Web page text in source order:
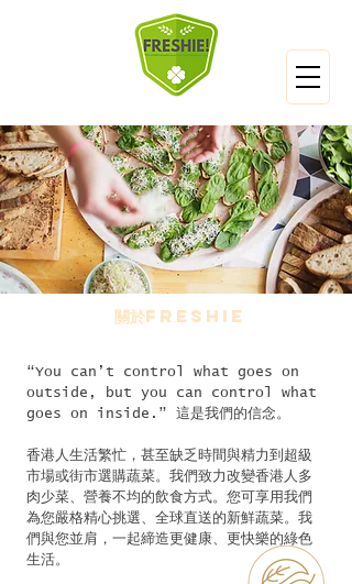
關於Freshie
“You can’t control what goes on
outside, but you can control what
goes on inside.” 這是我們的信念。
香港人生活繁忙，甚至缺乏時間與精力到超級
市場或街市選購蔬菜。我們致力改變香港人多
肉少菜、營養不均的飲食方式。您可享用我們
為您嚴格精心挑選、全球直送的新鮮蔬菜。我
們與您並肩，一起締造更健康、更快樂的綠色
生活。